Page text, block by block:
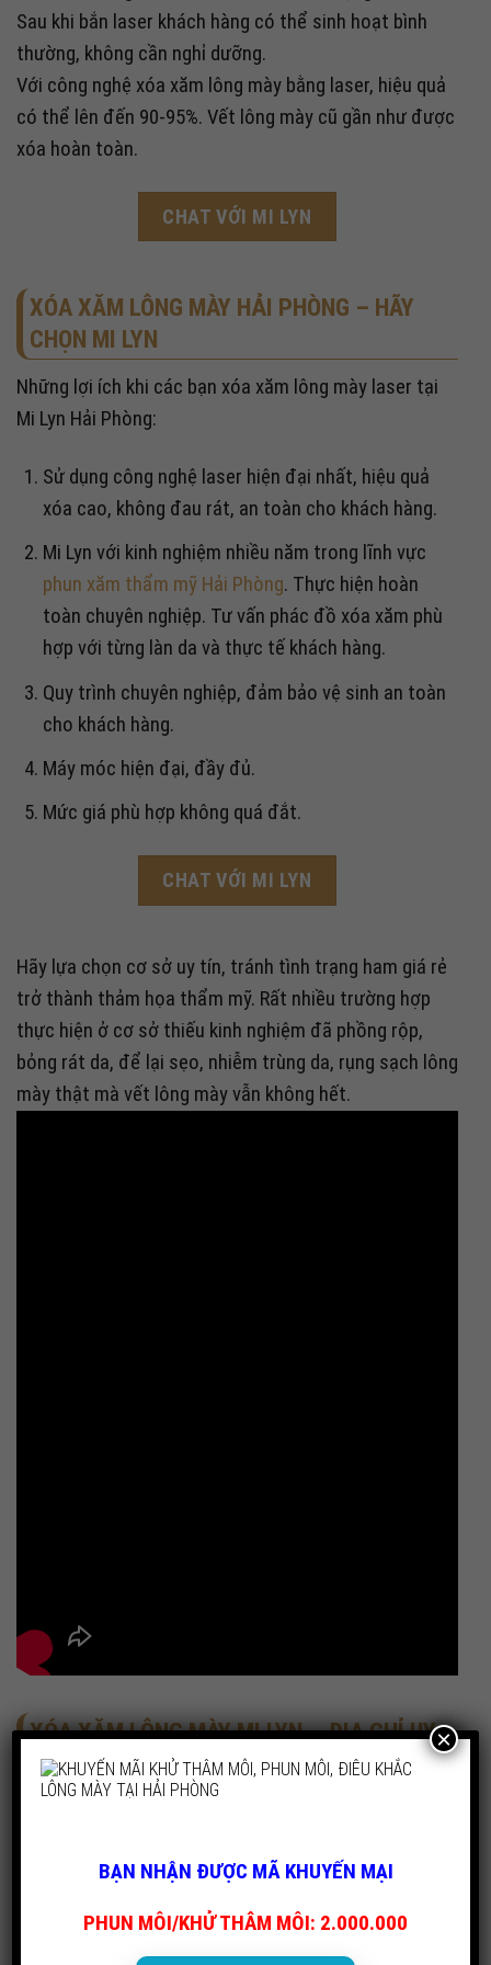
Sau khi bắn laser khách hàng có thể sinh hoạt bình
thường, không cần nghỉ dưỡng.
Với công nghệ xóa xăm lông mày bằng laser, hiệu quả
có thể lên đến 90-95%. Vết lông mày cũ gần như được
xóa hoàn toàn.
CHAT VỚI MI LYN
XÓA XĂM LÔNG MÀY HẢI PHÒNG – HÃY
CHỌN MI LYN
Những lợi ích khi các bạn xóa xăm lông mày laser tại
Mi Lyn Hải Phòng:
Sử dụng công nghệ laser hiện đại nhất, hiệu quả
xóa cao, không đau rát, an toàn cho khách hàng.
Mi Lyn với kinh nghiệm nhiều năm trong lĩnh vực
phun xăm thẩm mỹ Hải Phòng. Thực hiện hoàn
toàn chuyên nghiệp. Tư vấn phác đồ xóa xăm phù
hợp với từng làn da và thực tế khách hàng.
Quy trình chuyên nghiệp, đảm bảo vệ sinh an toàn
cho khách hàng.
Máy móc hiện đại, đầy đủ.
Mức giá phù hợp không quá đắt.
CHAT VỚI MI LYN
Hãy lựa chọn cơ sở uy tín, tránh tình trạng ham giá rẻ
trở thành thảm họa thẩm mỹ. Rất nhiều trường hợp
thực hiện ở cơ sở thiếu kinh nghiệm đã phồng rộp,
bỏng rát da, để lại sẹo, nhiễm trùng da, rụng sạch lông
mày thật mà vết lông mày vẫn không hết.
XÓA XĂM LÔNG MÀY MI LYN – ĐỊA CHỈ UY
TÍN ĐẤT CẢNG.
đỏ đặt trọn niềm tin khi muốn thực hiện phun xăm
thẩm mỹ, độ môi, nâng cấp lông mày. Với kinh nghiệm
hơn 4000 khách hàng đã hài lòng, Mi Lyn tin tưởng
BẠN NHẬN ĐƯỢC MÃ KHUYẾN MẠI
PHUN MÔI/KHỬ THÂM MÔI: 2.000.000
×